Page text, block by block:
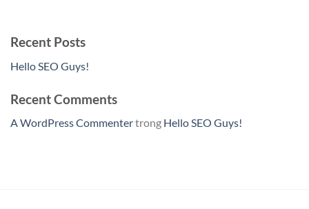
Recent Posts
Hello SEO Guys!
Recent Comments
A WordPress Commentertrong Hello SEO Guys!